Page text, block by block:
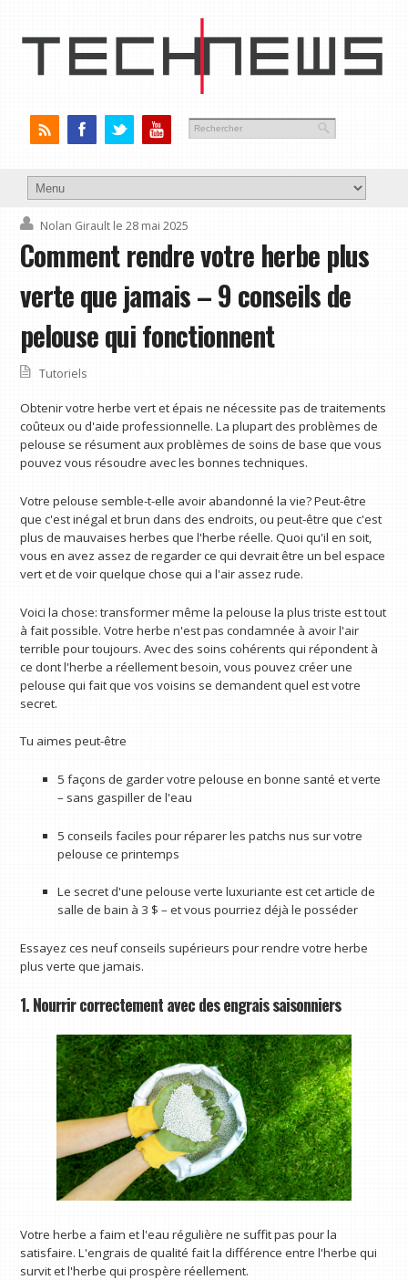
Nolan Girault le 28 mai 2025
Comment rendre votre herbe plus
verte que jamais – 9 conseils de
pelouse qui fonctionnent
Tutoriels
Obtenir votre herbe vert et épais ne nécessite pas de traitements
coûteux ou d'aide professionnelle. La plupart des problèmes de
pelouse se résument aux problèmes de soins de base que vous
pouvez vous résoudre avec les bonnes techniques.
Votre pelouse semble-t-elle avoir abandonné la vie? Peut-être
que c'est inégal et brun dans des endroits, ou peut-être que c'est
plus de mauvaises herbes que l'herbe réelle. Quoi qu'il en soit,
vous en avez assez de regarder ce qui devrait être un bel espace
vert et de voir quelque chose qui a l'air assez rude.
Voici la chose: transformer même la pelouse la plus triste est tout
à fait possible. Votre herbe n'est pas condamnée à avoir l'air
terrible pour toujours. Avec des soins cohérents qui répondent à
ce dont l'herbe a réellement besoin, vous pouvez créer une
pelouse qui fait que vos voisins se demandent quel est votre
secret.
Tu aimes peut-être
5 façons de garder votre pelouse en bonne santé et verte
– sans gaspiller de l'eau
5 conseils faciles pour réparer les patchs nus sur votre
pelouse ce printemps
Le secret d'une pelouse verte luxuriante est cet article de
salle de bain à 3 $ – et vous pourriez déjà le posséder
Essayez ces neuf conseils supérieurs pour rendre votre herbe
plus verte que jamais.
1. Nourrir correctement avec des engrais saisonniers
Votre herbe a faim et l'eau régulière ne suffit pas pour la
satisfaire. L'engrais de qualité fait la différence entre l'herbe qui
survit et l'herbe qui prospère réellement.